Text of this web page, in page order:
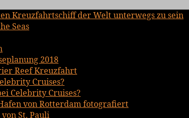
Kreuzfahrtschiff der Welt unterwegs zu sein
Seas
2018
Reef Kreuzfahrt
Cruises?
Celebrity Cruises?
von Rotterdam fotografiert
St. Pauli